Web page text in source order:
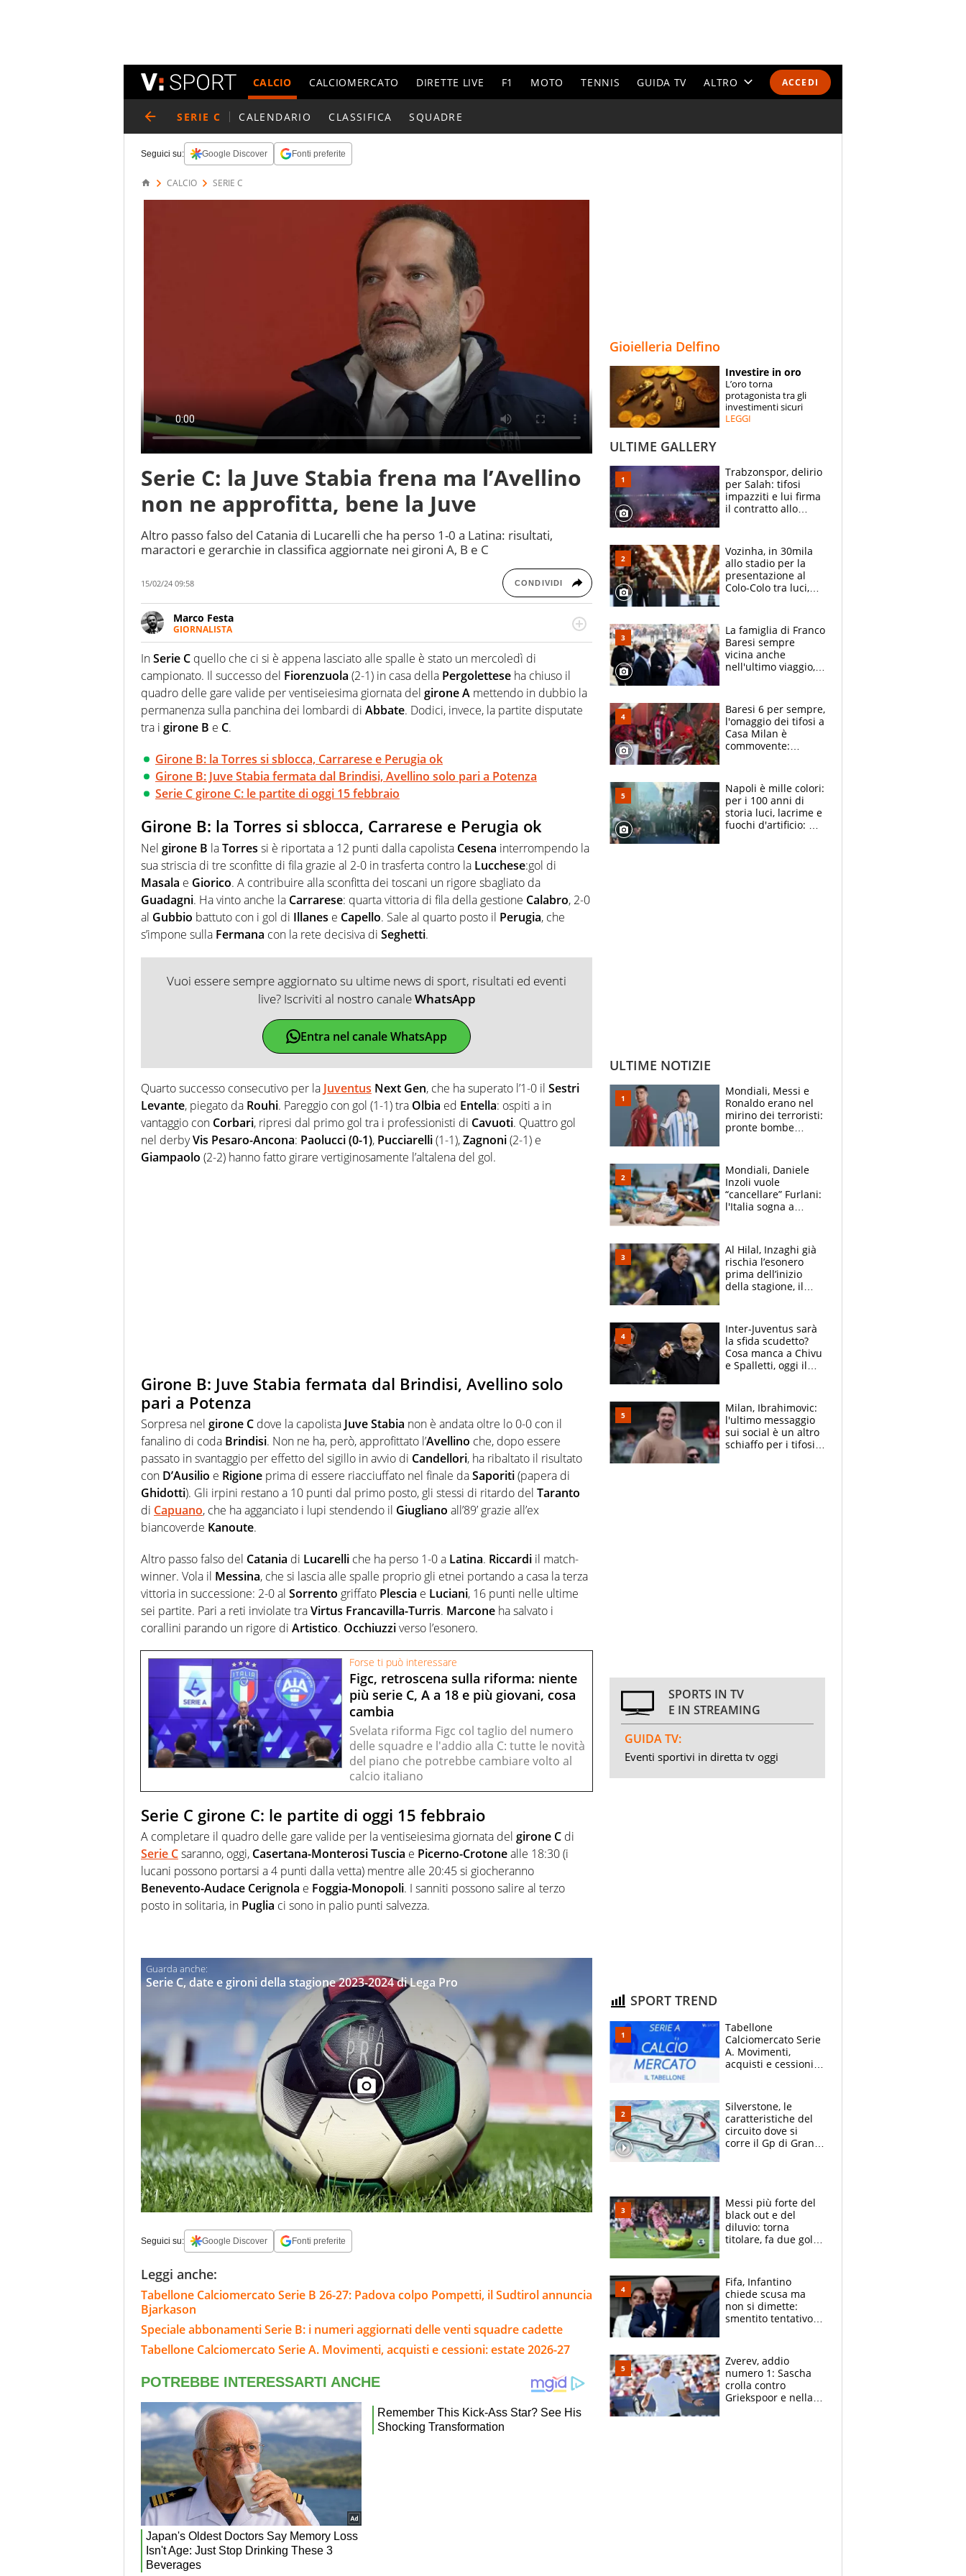
ACCEDI
CALCIO CALCIOMERCATO DIRETTE LIVE F1 MOTO TENNIS GUIDA TV ALTRO
ESPERTI
CONTATTI
SERIE C CALENDARIO CLASSIFICA SQUADRE
Seguici su: Google Discover Fonti preferite
CALCIO SERIE C
Serie C: la Juve Stabia frena ma l’Avellino
non ne approfitta, bene la Juve
Altro passo falso del Catania di Lucarelli che ha perso 1-0 a Latina: risultati,
maractori e gerarchie in classifica aggiornate nei gironi A, B e C
15/02/24 09:58 CONDIVIDI
Marco Festa
GIORNALISTA
Frequentatore di stadi ed esperto di calcio, ama agganciare e far domande a idoli e
futuri campioni. Anzi, spesso precorre gli addetti ai lavori e li scova prima di loro
InSerie C quello che ci si è appena lasciato alle spalle è stato un mercoledì di
campionato. Il successo del Fiorenzuola (2-1) in casa della Pergolettese ha chiuso il
quadro delle gare valide per ventiseiesima giornata del girone A mettendo in dubbio la
permanenza sulla panchina dei lombardi di Abbate. Dodici, invece, la partite disputate
tra i girone B e C.
Girone B: la Torres si sblocca, Carrarese e Perugia ok
Girone B: Juve Stabia fermata dal Brindisi, Avellino solo pari a Potenza
Serie C girone C: le partite di oggi 15 febbraio
Girone B: la Torres si sblocca, Carrarese e Perugia ok
Nel girone B laTorres si è riportata a 12 punti dalla capolista Cesena interrompendo la
sua striscia di tre sconfitte di fila grazie al 2-0 in trasferta contro la Lucchese:gol di
Masala e Giorico. A contribuire alla sconfitta dei toscani un rigore sbagliato da
Guadagni. Ha vinto anche la Carrarese: quarta vittoria di fila della gestione Calabro, 2-0
al Gubbio battuto con i gol di Illanes e Capello. Sale al quarto posto il Perugia, che
s’impone sulla Fermana con la rete decisiva di Seghetti.
Vuoi essere sempre aggiornato su ultime news di sport, risultati ed eventi
live? Iscriviti al nostro canaleWhatsApp
Entra nel canale WhatsApp
Quarto successo consecutivo per la Juventus Next Gen, che ha superato l’1-0 il Sestri
Levante, piegato da Rouhi. Pareggio con gol (1-1) tra Olbia ed Entella: ospiti a in
vantaggio con Corbari, ripresi dal primo gol tra i professionisti di Cavuoti. Quattro gol
nel derbyVis Pesaro-Ancona: Paolucci (0-1), Pucciarelli(1-1),Zagnoni(2-1) e
Giampaolo (2-2) hanno fatto girare vertiginosamente l’altalena del gol.
Girone B: Juve Stabia fermata dal Brindisi, Avellino solo
pari a Potenza
Sorpresa nel girone C dove la capolista JuveStabia non è andata oltre lo 0-0 con il
fanalino di coda Brindisi. Non ne ha, però, approfittato l’Avellino che, dopo essere
passato in svantaggio per effetto del sigillo in avvio di Candellori, ha ribaltato il risultato
con D’Ausilio e Rigione prima di essere riacciuffato nel finale daSaporiti(papera di
Ghidotti). Gli irpini restano a 10 punti dal primo posto, gli stessi di ritardo del Taranto
di Capuano, che ha agganciato i lupi stendendo il Giugliano all’89’ grazie all’ex
biancoverde Kanoute.
Altro passo falso del Catania di Lucarelli che ha perso 1-0 a Latina. Riccardi il match-
winner. Vola il Messina, che si lascia alle spalle proprio gli etnei portando a casa la terza
vittoria in successione: 2-0 al Sorrento griffato Plescia e Luciani, 16 punti nelle ultime
sei partite. Pari a reti inviolate traVirtus Francavilla-Turris. Marcone ha salvato i
corallini parando un rigore di Artistico. Occhiuzziverso l’esonero.
Forse ti può interessare
Figc, retroscena sulla riforma: niente
più serie C, A a 18 e più giovani, cosa
cambia
Svelata riforma Figc col taglio del numero
delle squadre e l'addio alla C: tutte le novità
del piano che potrebbe cambiare volto al
calcio italiano
Serie C girone C: le partite di oggi 15 febbraio
A completare il quadro delle gare valide per la ventiseiesima giornata del girone C di
Serie Csaranno, oggi, Casertana-Monterosi Tuscia e Picerno-Crotonealle 18:30 (i
lucani possono portarsi a 4 punti dalla vetta) mentre alle 20:45 si giocheranno
Benevento-Audace Cerignola e Foggia-Monopoli. I sanniti possono salire al terzo
posto in solitaria, in Puglia ci sono in palio punti salvezza.
Serie C, date e gironi della stagione 2023-2024 di Lega Pro
Seguici su: Google Discover Fonti preferite
Leggi anche:
Tabellone Calciomercato Serie B 26-27: Padova colpo Pompetti, il Sudtirol annuncia
Bjarkason
Speciale abbonamenti Serie B: i numeri aggiornati delle venti squadre cadette
Tabellone Calciomercato Serie A. Movimenti, acquisti e cessioni: estate 2026-27
Gioielleria Delfino
Investire in oro
L’oro torna
protagonista tra gli
investimenti sicuri
LEGGI
ULTIME GALLERY
Trabzonspor, delirio
per Salah: tifosi
impazziti e lui firma
il contratto allo
Vozinha, in 30mila
allo stadio per la
presentazione al
Colo-Colo tra luci,
La famiglia di Franco
Baresi sempre
vicina anche
nell'ultimo viaggio,
circondati
dall'affetto dei tifosi
Baresi 6 per sempre,
l'omaggio dei tifosi a
Casa Milan è
commovente:
bigliettini
Napoli è mille colori:
per i 100 anni di
storia luci, lacrime e
fuochi d'artificio: De
ULTIME NOTIZIE
Mondiali, Messi e
Ronaldo erano nel
mirino dei terroristi:
pronte bombe
Mondiali, Daniele
Inzoli vuole
“cancellare” Furlani:
l'Italia sogna a
finale
Al Hilal, Inzaghi già
rischia l’esonero
prima dell’inizio
della stagione, il
Inter-Juventus sarà
la sfida scudetto?
Cosa manca a Chivu
e Spalletti, oggi il
Milan, Ibrahimovic:
l'ultimo messaggio
sui social è un altro
schiaffo per i tifosi
SPORTS IN TV
E IN STREAMING
GUIDA TV:
Eventi sportivi in diretta tv oggi
SPORT TREND
Tabellone
Calciomercato Serie
A. Movimenti,
acquisti e cessioni:
Silverstone, le
caratteristiche del
circuito dove si
corre il Gp di Gran
Messi più forte del
black out e del
diluvio: torna
titolare, fa due gol e
che ritiro
Fifa, Infantino
chiede scusa ma
non si dimette:
smentito tentativo di
Zverev, addio
numero 1: Sascha
crolla contro
Griekspoor e nella